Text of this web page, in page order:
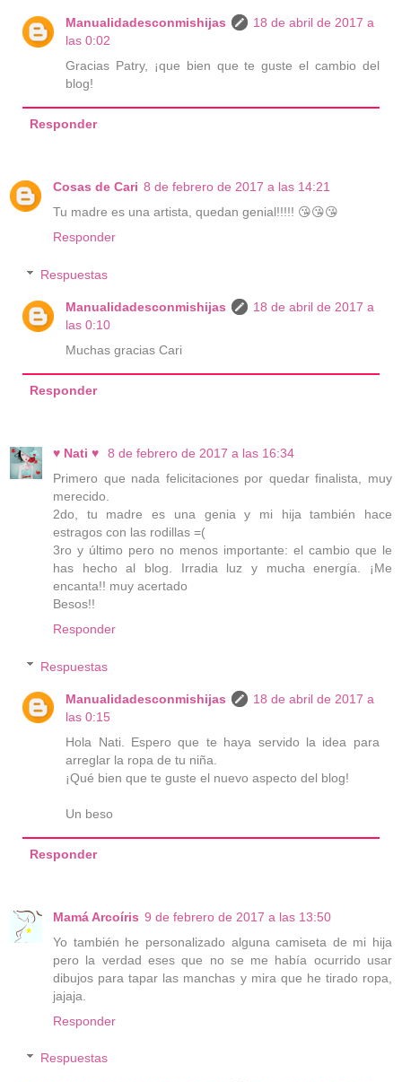
Manualidadesconmishijas
18 de abril de 2017 a
las 0:02
Gracias Patry, ¡que bien que te guste el cambio del
blog!
Responder
Cosas de Cari 8 de febrero de 2017 a las 14:21
Tu madre es una artista, quedan genial!!!!! 😘😘😘
Responder
Respuestas
Manualidadesconmishijas
18 de abril de 2017 a
las 0:10
Muchas gracias Cari
Responder
♥ Nati ♥
8 de febrero de 2017 a las 16:34
Primero que nada felicitaciones por quedar finalista, muy
merecido.
2do, tu madre es una genia y mi hija también hace
estragos con las rodillas =(
3ro y último pero no menos importante: el cambio que le
has hecho al blog. Irradia luz y mucha energía. ¡Me
encanta!! muy acertado
Besos!!
Responder
Respuestas
Manualidadesconmishijas
18 de abril de 2017 a
las 0:15
Hola Nati. Espero que te haya servido la idea para
arreglar la ropa de tu niña.
¡Qué bien que te guste el nuevo aspecto del blog!
Un beso
Responder
Mamá Arcoíris 9 de febrero de 2017 a las 13:50
Yo también he personalizado alguna camiseta de mi hija
pero la verdad eses que no se me había ocurrido usar
dibujos para tapar las manchas y mira que he tirado ropa,
jajaja.
Responder
Respuestas